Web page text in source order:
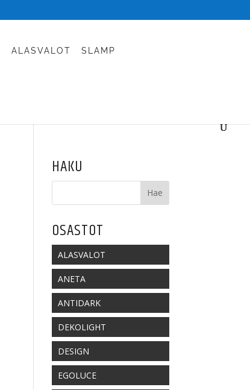
ALASVALOT SLAMP
HAKU
OSASTOT
ALASVALOT
ANETA
ANTIDARK
DEKOLIGHT
DESIGN
EGOLUCE